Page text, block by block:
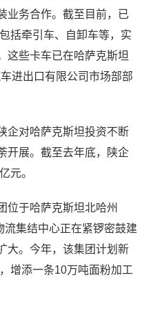
业务合作。截至目前，已
括牵引车、自卸车等，实
这些卡车已在哈萨克斯坦
进出口有限公司市场部部
企对哈萨克斯坦投资不断
开展。截至去年底，陕企
元。
位于哈萨克斯坦北哈州
集结中心正在紧锣密鼓建
大。今年，该集团计划新
增添一条10万吨面粉加工